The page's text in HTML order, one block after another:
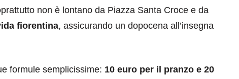
non è lontano da Piazza Santa Croce e da
fiorentina, assicurando un dopocena all’insegna
formule semplicissime: 10 euro per il pranzo e 20